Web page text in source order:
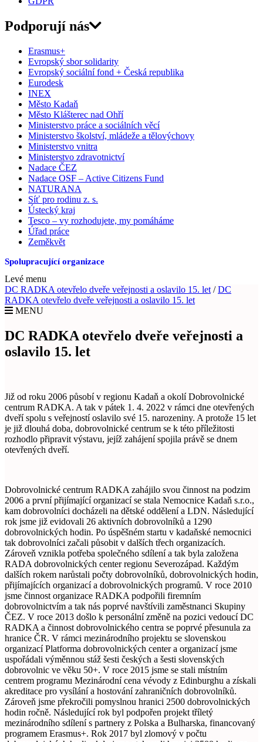
Podporují nás
Erasmus+
Evropský sbor solidarity
Evropský sociální fond + Česká republika
Eurodesk
INEX
Město Kadaň
Město Klášterec nad Ohří
Ministerstvo práce a sociálních věcí
Ministerstvo školství, mládeže a tělovýchovy
Ministerstvo vnitra
Ministerstvo zdravotnictví
Nadace ČEZ
Nadace OSF – Active Citizens Fund
NATURANA
Síť pro rodinu z. s.
Ústecký kraj
Tesco – vy rozhodujete, my pomáháme
Úřad práce
Zeměkvět
Spolupracující organizace
Levé menu
DC RADKA otevřelo dveře veřejnosti a oslavilo 15. let /DC
RADKA otevřelo dveře veřejnosti a oslavilo 15. let
MENU
DC RADKA otevřelo dveře veřejnosti a
oslavilo 15. let
Již od roku 2006 působí v regionu Kadaň a okolí Dobrovolnické
centrum RADKA. A tak v pátek 1. 4. 2022 v rámci dne otevřených
dveří spolu s veřejností oslavilo své 15. narozeniny. A protože 15 let
je již dlouhá doba, dobrovolnické centrum se k této příležitosti
rozhodlo připravit výstavu, jejíž zahájení spojila právě se dnem
otevřených dveří.
Dobrovolnické centrum RADKA zahájilo svou činnost na podzim
2006 a první přijímající organizací se stala Nemocnice Kadaň s.r.o.,
kam dobrovolníci docházeli na dětské oddělení a LDN. Následující
rok jsme již evidovali 26 aktivních dobrovolníků a 1290
dobrovolnických hodin. Po úspěšném startu v kadaňské nemocnici
tak dobrovolníci začali působit v dalších třech organizacích.
Zároveň vznikla potřeba společného sdílení a tak byla založena
RADA dobrovolnických center regionu Severozápad. Každým
dalších rokem narůstali počty dobrovolníků, dobrovolnických hodin,
přijímajících organizací a dobrovolnických programů. V roce 2010
jsme činnost organizace RADKA podpořili firemním
dobrovolnictvím a tak nás poprvé navštívili zaměstnanci Skupiny
ČEZ. V roce 2013 došlo k personální změně na pozici vedoucí DC
RADKA a činnost dobrovolnického centra se poprvé přesunula za
hranice ČR. V rámci mezinárodního projektu se slovenskou
organizací Platforma dobrovolnických center a organizací jsme
uspořádali výměnnou stáž šesti českých a šesti slovenských
dobrovolnic ve věku 50+. V roce 2015 jsme se stali místním
centrem programu Mezinárodní cena vévody z Edinburghu a získali
akreditace pro vysílání a hostování zahraničních dobrovolníků.
Zároveň jsme překročili pomyslnou hranici 2500 dobrovolnických
hodin ročně. Následující rok byl podpořen projekt tříletý
mezinárodního sdílení s partnery z Polska a Bulharska, financovaný
programem Erasmus+. Rok 2017 byl zlomový v počtu